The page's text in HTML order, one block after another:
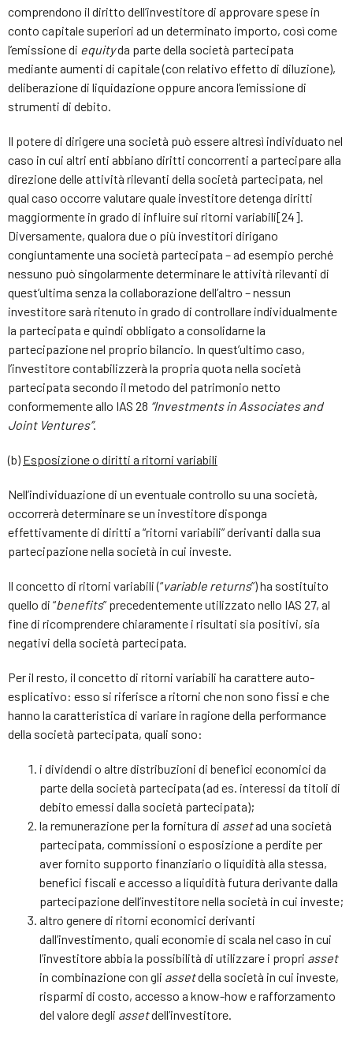
comprendono il diritto dell’investitore di approvare spese in
conto capitale superiori ad un determinato importo, così come
l’emissione di equityda parte della società partecipata
mediante aumenti di capitale (con relativo effetto di diluzione),
deliberazione di liquidazione oppure ancora l’emissione di
strumenti di debito.
Il potere di dirigere una società può essere altresì individuato nel
caso in cui altri enti abbiano diritti concorrenti a partecipare alla
direzione delle attività rilevanti della società partecipata, nel
qual caso occorre valutare quale investitore detenga diritti
maggiormente in grado di influire sui ritorni variabili[24].
Diversamente, qualora due o più investitori dirigano
congiuntamente una società partecipata – ad esempio perché
nessuno può singolarmente determinare le attività rilevanti di
quest’ultima senza la collaborazione dell’altro – nessun
investitore sarà ritenuto in grado di controllare individualmente
la partecipata e quindi obbligato a consolidarne la
partecipazione nel proprio bilancio. In quest’ultimo caso,
l’investitore contabilizzerà la propria quota nella società
partecipata secondo il metodo del patrimonio netto
conformemente allo IAS 28 “Investments in Associates and
Joint Ventures”.
(b) Esposizione o diritti a ritorni variabili
Nell’individuazione di un eventuale controllo su una società,
occorrerà determinare se un investitore disponga
effettivamente di diritti a “ritorni variabili” derivanti dalla sua
partecipazione nella società in cui investe.
Il concetto di ritorni variabili (“variable returns”) ha sostituito
quello di “benefits” precedentemente utilizzato nello IAS 27, al
fine di ricomprendere chiaramente i risultati sia positivi, sia
negativi della società partecipata.
Per il resto, il concetto di ritorni variabili ha carattere auto-
esplicativo: esso si riferisce a ritorni che non sono fissi e che
hanno la caratteristica di variare in ragione della performance
della società partecipata, quali sono:
i dividendi o altre distribuzioni di benefici economici da
parte della società partecipata (ad es. interessi da titoli di
debito emessi dalla società partecipata);
la remunerazione per la fornitura di assetad una società
partecipata, commissioni o esposizione a perdite per
aver fornito supporto finanziario o liquidità alla stessa,
benefici fiscali e accesso a liquidità futura derivante dalla
partecipazione dell’investitore nella società in cui investe;
altro genere di ritorni economici derivanti
dall’investimento, quali economie di scala nel caso in cui
l’investitore abbia la possibilità di utilizzare i propri asset
in combinazione con gli assetdella società in cui investe,
risparmi di costo, accesso a know-how e rafforzamento
del valore degli assetdell’investitore.